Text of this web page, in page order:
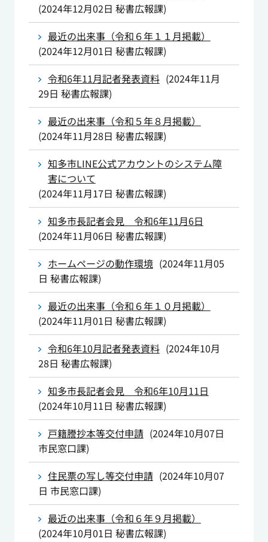
(2024年12月02日 秘書広報課)
最近の出来事（令和６年１１月掲載）
(2024年12月01日 秘書広報課)
令和6年11月記者発表資料 (2024年11月
29日 秘書広報課)
最近の出来事（令和５年８月掲載）
(2024年11月28日 秘書広報課)
知多市LINE公式アカウントのシステム障
害について
(2024年11月17日 秘書広報課)
知多市長記者会見 令和6年11月6日
(2024年11月06日 秘書広報課)
ホームページの動作環境 (2024年11月05
日 秘書広報課)
最近の出来事（令和６年１０月掲載）
(2024年11月01日 秘書広報課)
令和6年10月記者発表資料 (2024年10月
28日 秘書広報課)
知多市長記者会見 令和6年10月11日
(2024年10月11日 秘書広報課)
戸籍謄抄本等交付申請 (2024年10月07日
市民窓口課)
住民票の写し等交付申請 (2024年10月07
日 市民窓口課)
最近の出来事（令和６年９月掲載）
(2024年10月01日 秘書広報課)